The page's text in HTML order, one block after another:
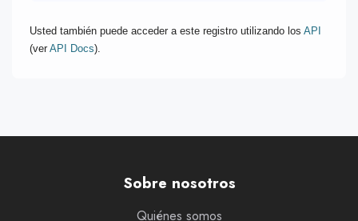
Usted también puede acceder a este registro utilizando los API
(ver API Docs).
Sobre nosotros
Quiénes somos